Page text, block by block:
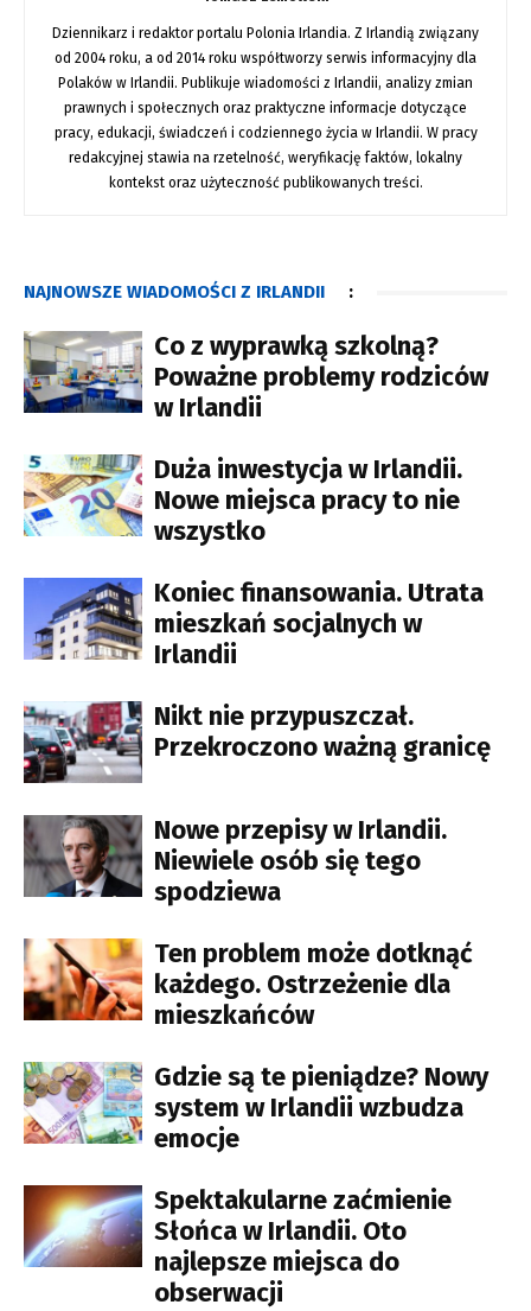
Dziennikarz i redaktor portalu Polonia Irlandia. Z Irlandią związany
od 2004 roku, a od 2014 roku współtworzy serwis informacyjny dla
Polaków w Irlandii. Publikuje wiadomości z Irlandii, analizy zmian
prawnych i społecznych oraz praktyczne informacje dotyczące
pracy, edukacji, świadczeń i codziennego życia w Irlandii. W pracy
redakcyjnej stawia na rzetelność, weryfikację faktów, lokalny
kontekst oraz użyteczność publikowanych treści.
NAJNOWSZE WIADOMOŚCI Z IRLANDII :
Co z wyprawką szkolną?
Poważne problemy rodziców
w Irlandii
Duża inwestycja w Irlandii.
Nowe miejsca pracy to nie
wszystko
Koniec finansowania. Utrata
mieszkań socjalnych w
Irlandii
Nikt nie przypuszczał.
Przekroczono ważną granicę
Nowe przepisy w Irlandii.
Niewiele osób się tego
spodziewa
Ten problem może dotknąć
każdego. Ostrzeżenie dla
mieszkańców
Gdzie są te pieniądze? Nowy
system w Irlandii wzbudza
emocje
Spektakularne zaćmienie
Słońca w Irlandii. Oto
najlepsze miejsca do
obserwacji